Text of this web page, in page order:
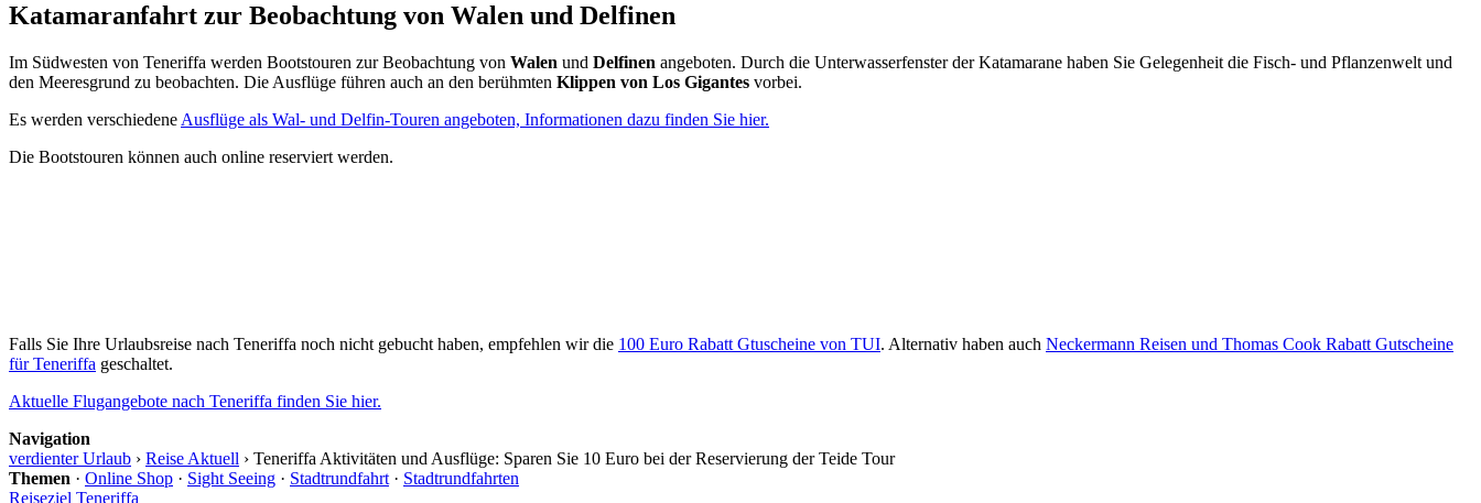
Katamaranfahrt zur Beobachtung von Walen und Delfinen
Im Südwesten von Teneriffa werden Bootstouren zur Beobachtung von Walen und Delfinen angeboten. Durch die Unterwasserfenster der Katamarane haben Sie Gelegenheit die Fisch- und Pflanzenwelt und
den Meeresgrund zu beobachten. Die Ausflüge führen auch an den berühmten Klippen von Los Gigantes vorbei.
Es werden verschiedene Ausflüge als Wal- und Delfin-Touren angeboten, Informationen dazu finden Sie hier.
Die Bootstouren können auch online reserviert werden.
Falls Sie Ihre Urlaubsreise nach Teneriffa noch nicht gebucht haben, empfehlen wir die 100 Euro Rabatt Gtuscheine von TUI. Alternativ haben auch Neckermann Reisen und Thomas Cook Rabatt Gutscheine
für Teneriffa geschaltet.
Aktuelle Flugangebote nach Teneriffa finden Sie hier.
Navigation
verdienter Urlaub › Reise Aktuell › Teneriffa Aktivitäten und Ausflüge: Sparen Sie 10 Euro bei der Reservierung der Teide Tour
Themen · Online Shop · Sight Seeing · Stadtrundfahrt · Stadtrundfahrten
Reiseziel Teneriffa